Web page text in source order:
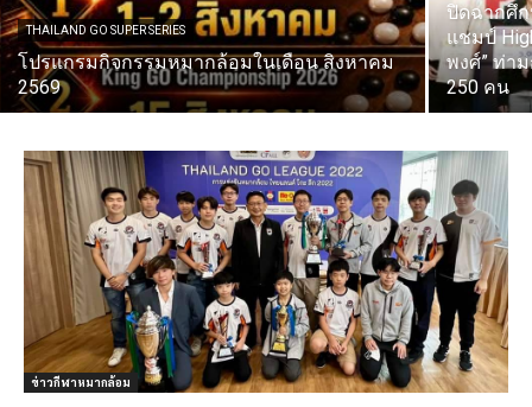
THAILAND GO SUPER SERIES
โปรแกรมกิจกรรมหมากล้อมในเดือน สิงหาคม
2569
ปิดฉากศึก
แชมป์
พงศ์” ท่า
250 คน
ข่าวกีฬาหมากล้อม